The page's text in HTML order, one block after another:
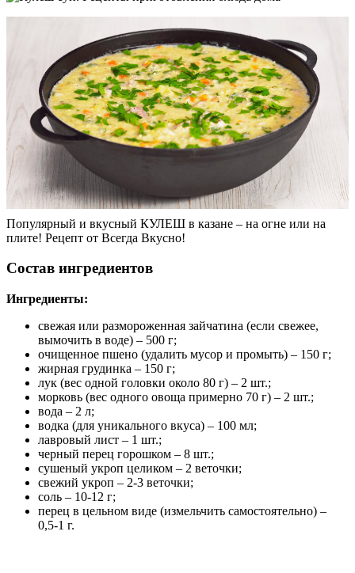
Популярный и вкусный КУЛЕШ в казане – на огне или на
плите! Рецепт от Всегда Вкусно!
Состав ингредиентов
Ингредиенты:
свежая или размороженная зайчатина (если свежее,
вымочить в воде) – 500 г;
очищенное пшено (удалить мусор и промыть) – 150 г;
жирная грудинка – 150 г;
лук (вес одной головки около 80 г) – 2 шт.;
морковь (вес одного овоща примерно 70 г) – 2 шт.;
вода – 2 л;
водка (для уникального вкуса) – 100 мл;
лавровый лист – 1 шт.;
черный перец горошком – 8 шт.;
сушеный укроп целиком – 2 веточки;
свежий укроп – 2-3 веточки;
соль – 10-12 г;
перец в цельном виде (измельчить самостоятельно) –
0,5-1 г.